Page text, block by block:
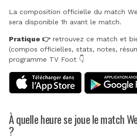
La composition officielle du match
sera disponible 1h avant le match.
Pratique 👉retrouvez ce match et
(compos officielles, stats, notes,
programme TV Foot 👇
À quelle heure se joue le match
?